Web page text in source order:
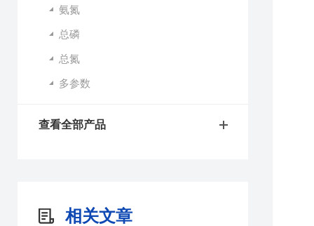
氨氮
总磷
总氮
多参数
查看全部产品
相关文章